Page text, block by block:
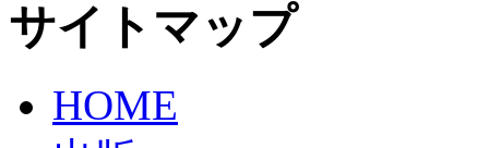
サイトマップ
HOME